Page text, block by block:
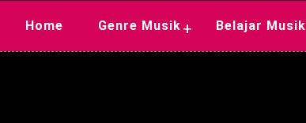
Home Genre Musik + Belajar Musik